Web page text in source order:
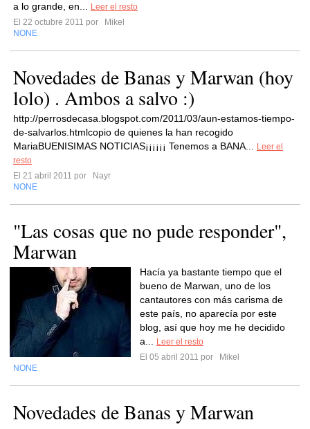
a lo grande, en...
Leer el resto
El 22 octubre 2011 por
Mikel
NONE
Novedades de Banas y Marwan (hoy
lolo) . Ambos a salvo :)
http://perrosdecasa.blogspot.com/2011/03/aun-estamos-tiempo-
de-salvarlos.htmlcopio de quienes la han recogido
MariaBUENISIMAS NOTICIAS¡¡¡¡¡¡ Tenemos a BANA...
Leer el
resto
El 21 abril 2011 por
Nayr
NONE
"Las cosas que no pude responder",
Marwan
Hacía ya bastante tiempo que el
bueno de Marwan, uno de los
cantautores con más carisma de
este país, no aparecía por este
blog, así que hoy me he decidido
a...
Leer el resto
El 05 abril 2011 por
Mikel
NONE
Novedades de Banas y Marwan